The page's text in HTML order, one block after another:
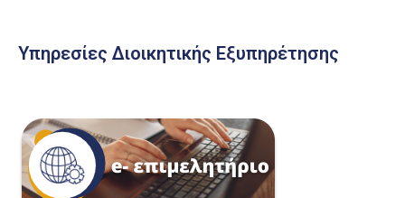
Υπηρεσίες Διοικητικής Εξυπηρέτησης